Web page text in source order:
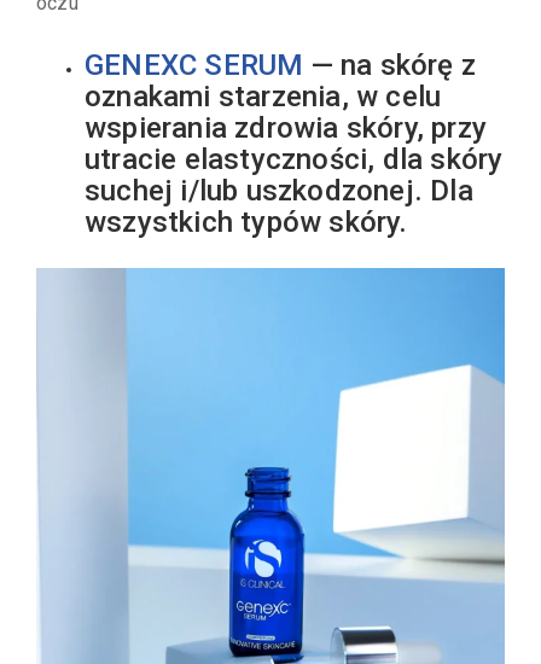
GENEXC SERUM — na skórę z
oznakami starzenia, w celu
wspierania zdrowia skóry, przy
utracie elastyczności, dla skóry
suchej i/lub uszkodzonej. Dla
wszystkich typów skóry.